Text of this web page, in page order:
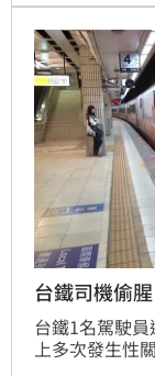
人，交通局也
台鐵司機偷
台鐵1名駕駛
上多次發生性